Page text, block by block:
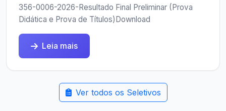
356-0006-2026-Resultado Final Preliminar (Prova
Didática e Prova de Títulos)Download
Leia mais
Ver todos os Seletivos